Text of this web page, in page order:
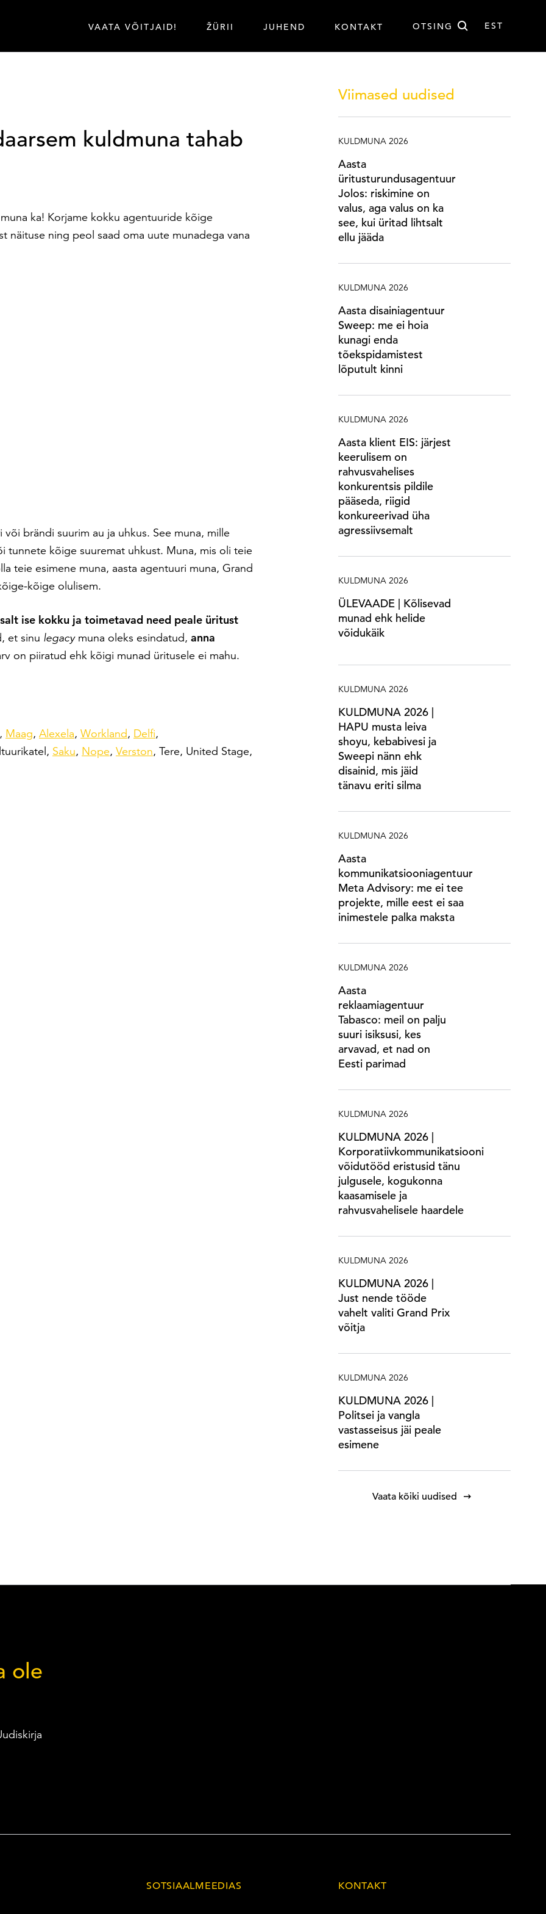
VAATA VÕITJAID! ŽÜRII JUHEND KONTAKT OTSING EST
Otsi
kuldmuna tahab
ka! Korjame kokku agentuuride kõige
näituse ning peol saad oma uute munadega vana
brändi suurim au ja uhkus. See muna, mille
tunnete kõige suuremat uhkust. Muna, mis oli teie
teie esimene muna, aasta agentuuri muna, Grand
kõige olulisem.
ise kokku ja toimetavad need peale üritust
et sinu legacymuna oleks esindatud, anna
on piiratud ehk kõigi munad üritusele ei mahu.
Maag, Alexela, Workland, Delfi,
Saku, Nope, Verston, Tere, United Stage,
Viimased uudised
KULDMUNA 2026
Aasta
üritusturundusagentuur
Jolos: riskimine on
valus, aga valus on ka
see, kui üritad lihtsalt
ellu jääda
KULDMUNA 2026
Aasta disainiagentuur
Sweep: me ei hoia
kunagi enda
tõekspidamistest
lõputult kinni
KULDMUNA 2026
Aasta klient EIS: järjest
keerulisem on
rahvusvahelises
konkurentsis pildile
pääseda, riigid
konkureerivad üha
agressiivsemalt
KULDMUNA 2026
ÜLEVAADE | Kõlisevad
munad ehk helide
võidukäik
KULDMUNA 2026
KULDMUNA 2026 |
HAPU musta leiva
shoyu, kebabivesi ja
Sweepi nänn ehk
disainid, mis jäid
tänavu eriti silma
KULDMUNA 2026
Aasta
kommunikatsiooniagentuur
Meta Advisory: me ei tee
projekte, mille eest ei saa
inimestele palka maksta
KULDMUNA 2026
Aasta
reklaamiagentuur
Tabasco: meil on palju
suuri isiksusi, kes
arvavad, et nad on
Eesti parimad
KULDMUNA 2026
KULDMUNA 2026 |
Korporatiivkommunikatsiooni
võidutööd eristusid tänu
julgusele, kogukonna
kaasamisele ja
rahvusvahelisele haardele
KULDMUNA 2026
KULDMUNA 2026 |
Just nende tööde
vahelt valiti Grand Prix
võitja
KULDMUNA 2026
KULDMUNA 2026 |
Politsei ja vangla
vastasseisus jäi peale
esimene
Vaata kõiki uudised
ole
SOTSIAALMEEDIAS KONTAKT